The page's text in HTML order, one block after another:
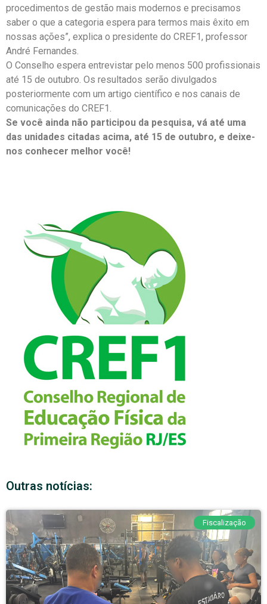
procedimentos de gestão mais modernos e precisamos
saber o que a categoria espera para termos mais êxito em
nossas ações”, explica o presidente do CREF1, professor
André Fernandes.
O Conselho espera entrevistar pelo menos 500 profissionais
até 15 de outubro. Os resultados serão divulgados
posteriormente com um artigo científico e nos canais de
comunicações do CREF1.
Se você ainda não participou da pesquisa, vá até uma
das unidades citadas acima, até 15 de outubro, e deixe-
nos conhecer melhor você!
Outras notícias:
Fiscalização